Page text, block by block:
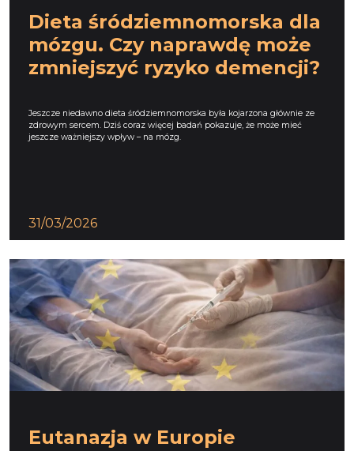
Dieta śródziemnomorska dla
mózgu. Czy naprawdę może
zmniejszyć ryzyko demencji?
Jeszcze niedawno dieta śródziemnomorska była kojarzona głównie ze
zdrowym sercem. Dziś coraz więcej badań pokazuje, że może mieć
jeszcze ważniejszy wpływ – na mózg.
31/03/2026
Eutanazja w Europie